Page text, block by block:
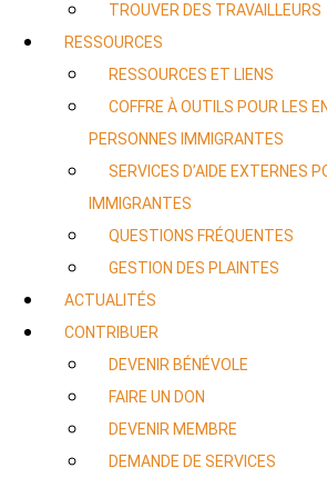
TROUVER DES TRAVAILLEURS
RESSOURCES
RESSOURCES ET LIENS
COFFRE À OUTILS POUR LES
PERSONNES IMMIGRANTES
SERVICES D’AIDE EXTERNES
IMMIGRANTES
QUESTIONS FRÉQUENTES
GESTION DES PLAINTES
ACTUALITÉS
CONTRIBUER
DEVENIR BÉNÉVOLE
FAIRE UN DON
DEVENIR MEMBRE
DEMANDE DE SERVICES